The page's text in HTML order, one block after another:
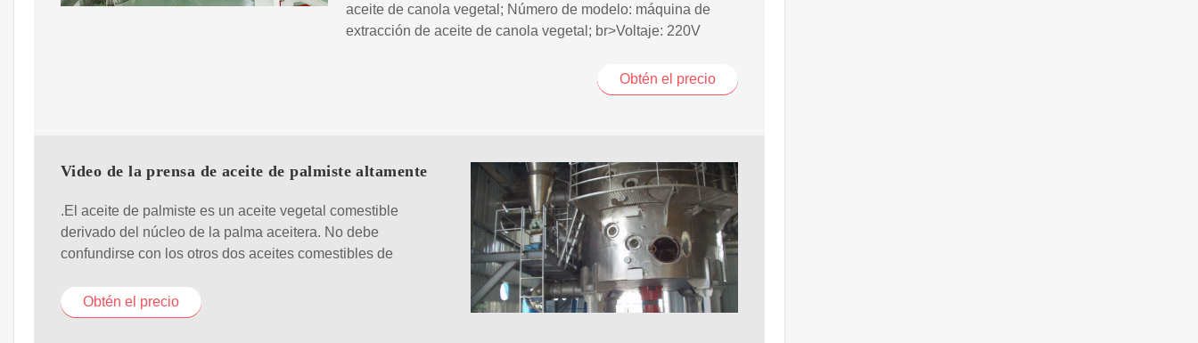
aceite de canola vegetal; Número de modelo: máquina de
extracción de aceite de canola vegetal; br>Voltaje: 220V
Obtén el precio
Video de la prensa de aceite de palmiste altamente
.El aceite de palmiste es un aceite vegetal comestible
derivado del núcleo de la palma aceitera. No debe
confundirse con los otros dos aceites comestibles de
Obtén el precio